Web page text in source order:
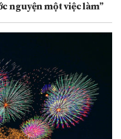
nguyện một việc làm”